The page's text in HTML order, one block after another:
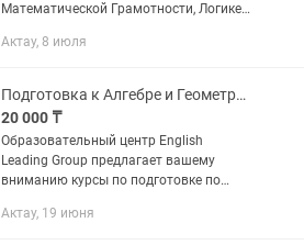
Математической Грамотности, Логике
формате О себе: • Работал
образовательных...
Актау, 8 июля
Подготовка к Алгебре и Геометрии , ЕНТ онлайн и оффлайн
20 000 ₸
Образовательный центр English
Leading Group предлагает вашему
вниманию курсы по подготовке по
математика и алгебра с 1 по 11
Актау, 19 июня